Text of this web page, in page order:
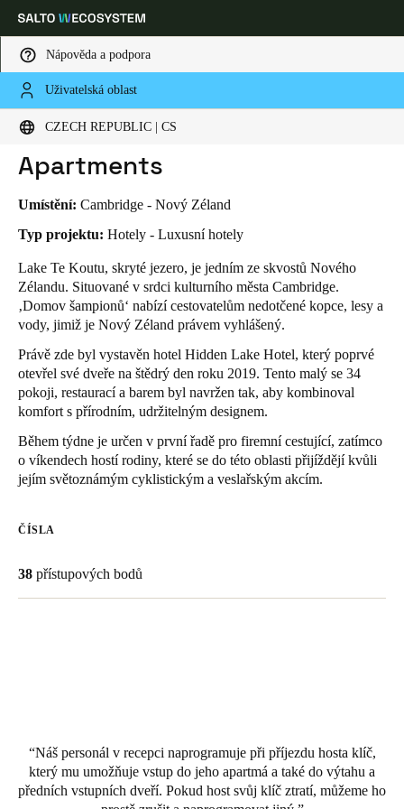
Nápověda a podpora
Uživatelská oblast
CZECH REPUBLIC | CS
Vyberte svou polohu a nastavení jazyka
Global Europe
Czech Republic čeština
Germany
Deutsch
Switzerland
Deutsch FrançaisItaliano
United Kingdom
English
Ireland
Français
Spain
Español
HOME INDUSTRIES
HIDDEN LAKE HOTEL & APARTMENTS
Hidden Lake Hotel &
Apartments
Umístění: Cambridge - Nový Zéland
Typ projektu: Hotely - Luxusní hotely
Lake Te Koutu, skryté jezero, je jedním ze skvostů Nového
Zélandu. Situované v srdci kulturního města Cambridge.
‚Domov šampionů‘ nabízí cestovatelům nedotčené kopce, lesy a
vody, jimiž je Nový Zéland právem vyhlášený.
Právě zde byl vystavěn hotel Hidden Lake Hotel, který poprvé
otevřel své dveře na štědrý den roku 2019. Tento malý se 34
pokoji, restaurací a barem byl navržen tak, aby kombinoval
komfort s přírodním, udržitelným designem.
Během týdne je určen v první řadě pro firemní cestující, zatímco
o víkendech hostí rodiny, které se do této oblasti přijíždějí kvůli
jejím světoznámým cyklistickým a veslařským akcím.
ČÍSLA
38 přístupových bodů
Náš personál v recepci naprogramuje při příjezdu hosta klíč,
který mu umožňuje vstup do jeho apartmá a také do výtahu a
předních vstupních dveří. Pokud host svůj klíč ztratí, můžeme ho